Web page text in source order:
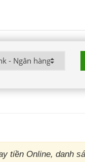
tiền Online, danh